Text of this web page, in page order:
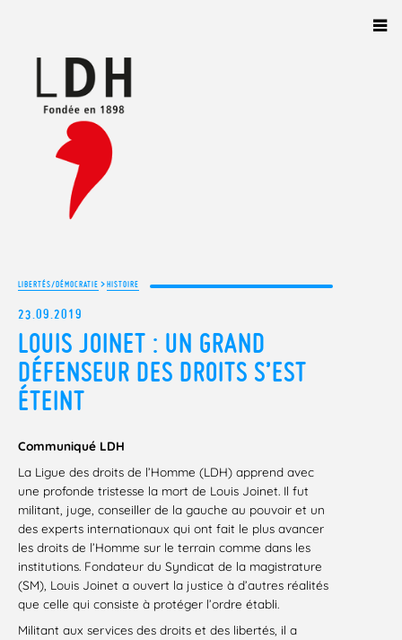
LIBERTÉS/DÉMOCRATIE >HISTOIRE
23.09.2019
LOUIS JOINET : UN GRAND
DÉFENSEUR DES DROITS S’EST
ÉTEINT
Communiqué LDH
La Ligue des droits de l’Homme (LDH) apprend avec
une profonde tristesse la mort de Louis Joinet. Il fut
militant, juge, conseiller de la gauche au pouvoir et un
des experts internationaux qui ont fait le plus avancer
les droits de l’Homme sur le terrain comme dans les
institutions. Fondateur du Syndicat de la magistrature
(SM), Louis Joinet a ouvert la justice à d’autres réalités
que celle qui consiste à protéger l’ordre établi.
Militant aux services des droits et des libertés, il a